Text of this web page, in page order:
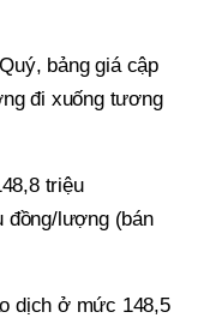
bảng giá cập
đi xuống tương
triệu
đồng/lượng (bán
dịch ở mức 148,5